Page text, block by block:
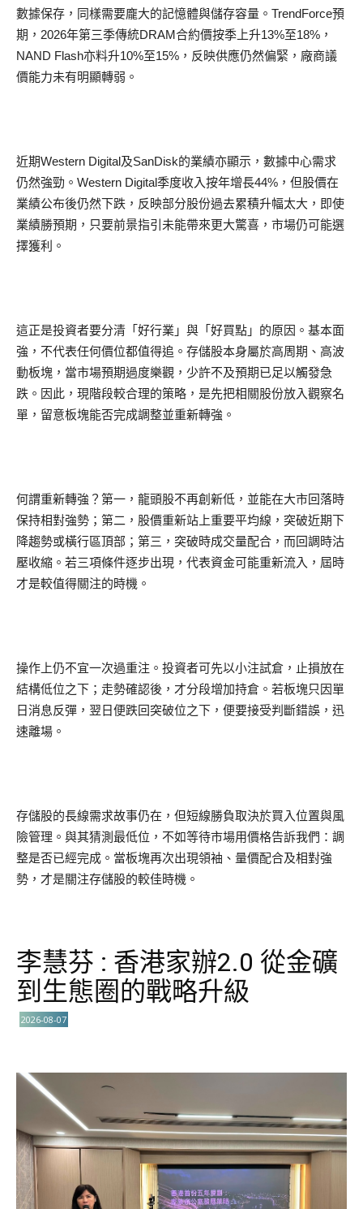
數據保存，同樣需要龐大的記憶體與儲存容量。TrendForce預
期，2026年第三季傳統DRAM合約價按季上升13%至18%，
NAND Flash亦料升10%至15%，反映供應仍然偏緊，廠商議
價能力未有明顯轉弱。
近期Western Digital及SanDisk的業績亦顯示，數據中心需求
仍然強勁。Western Digital季度收入按年增長44%，但股價在
業績公布後仍然下跌，反映部分股份過去累積升幅太大，即使
業績勝預期，只要前景指引未能帶來更大驚喜，市場仍可能選
擇獲利。
這正是投資者要分清「好行業」與「好買點」的原因。基本面
強，不代表任何價位都值得追。存儲股本身屬於高周期、高波
動板塊，當市場預期過度樂觀，少許不及預期已足以觸發急
跌。因此，現階段較合理的策略，是先把相關股份放入觀察名
單，留意板塊能否完成調整並重新轉強。
何謂重新轉強？第一，龍頭股不再創新低，並能在大市回落時
保持相對強勢；第二，股價重新站上重要平均線，突破近期下
降趨勢或橫行區頂部；第三，突破時成交量配合，而回調時沽
壓收縮。若三項條件逐步出現，代表資金可能重新流入，屆時
才是較值得關注的時機。
操作上仍不宜一次過重注。投資者可先以小注試倉，止損放在
結構低位之下；走勢確認後，才分段增加持倉。若板塊只因單
日消息反彈，翌日便跌回突破位之下，便要接受判斷錯誤，迅
速離場。
存儲股的長線需求故事仍在，但短線勝負取決於買入位置與風
險管理。與其猜測最低位，不如等待市場用價格告訴我們：調
整是否已經完成。當板塊再次出現領袖、量價配合及相對強
勢，才是關注存儲股的較佳時機。
李慧芬 : 香港家辦2.0 從金礦
到生態圈的戰略升級
2026-08-07